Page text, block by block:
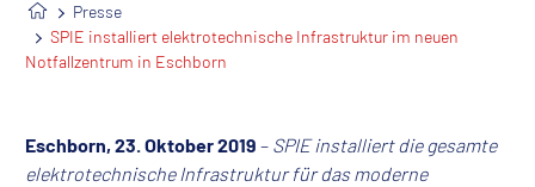
Presse
SPIE installiert elektrotechnische Infrastruktur im neuen
Notfallzentrum in Eschborn
Eschborn, 23. Oktober 2019 – SPIE installiert die gesamte
elektrotechnische Infrastruktur für das moderne